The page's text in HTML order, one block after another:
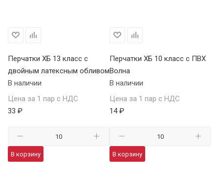
Перчатки ХБ 13 класс с
двойным латексным обливом
В наличии
Цена за 1 пар с НДС
33 ₽
В корзину
Перчатки ХБ 10 класс с ПВХ
Волна
В наличии
Цена за 1 пар с НДС
14 ₽
В корзину